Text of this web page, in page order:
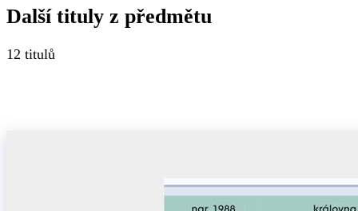
Další tituly z předmětu
12 titulů